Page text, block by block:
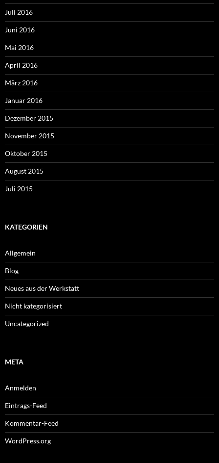
Juli 2016
Juni 2016
Mai 2016
April 2016
März 2016
Januar 2016
Dezember 2015
November 2015
Oktober 2015
August 2015
Juli 2015
KATEGORIEN
Allgemein
Blog
Neues aus der Werkstatt
Nicht kategorisiert
Uncategorized
META
Anmelden
Eintrags-Feed
Kommentar-Feed
WordPress.org